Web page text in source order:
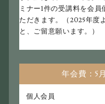
ミナー1件の受講料を会
ただきます。
（2025年
と、ご留意願います。）
年会費：5
個人会員